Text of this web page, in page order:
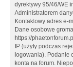
dyrektywy 95/46/WE
Administratorem
Kontaktowy adres e-
Dane osobowe
https://
IP (użyty podczas
logowania). Podanie
konta na forum.